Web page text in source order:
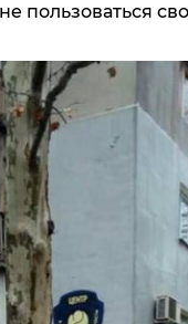
пользоваться